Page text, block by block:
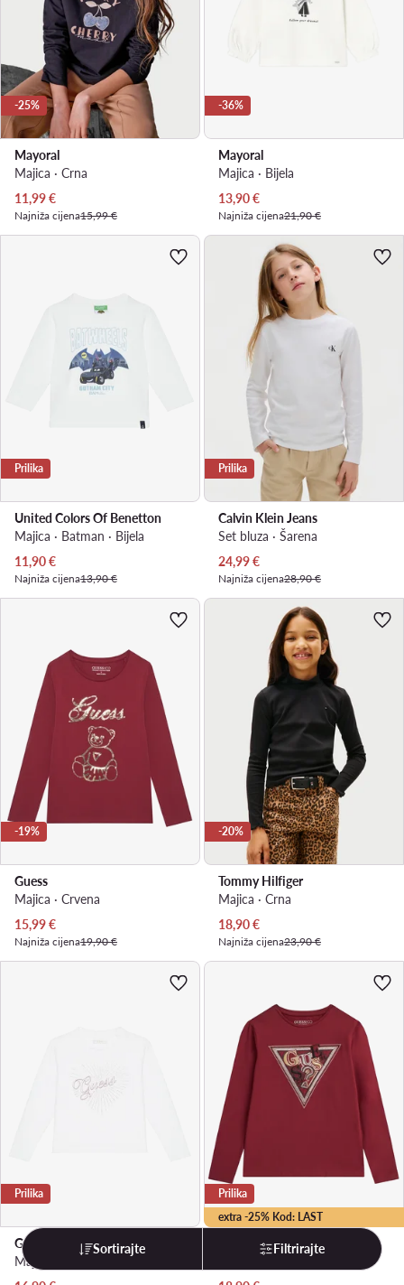
-25%
Mayoral
Majica · Crna
Trenutna cijena
11,99€
Najniža cijena15,99 €
-36%
Mayoral
Majica · Bijela
Trenutna cijena
13,90€
Najniža cijena21,90 €
Prilika
United Colors Of Benetton
Majica · Batman · Bijela
Trenutna cijena
11,90€
Najniža cijena13,90 €
Prilika
Calvin Klein Jeans
Set bluza · Šarena
Trenutna cijena
24,99€
Najniža cijena28,90 €
-19%
Guess
Majica · Crvena
Trenutna cijena
15,99€
Najniža cijena19,90 €
-20%
Tommy Hilfiger
Majica · Crna
Trenutna cijena
18,90€
Najniža cijena23,90 €
Prilika
Guess
Majica · Bijela
extra -25% Kod: LAST
Prilika
Sortirajte Filtrirajte